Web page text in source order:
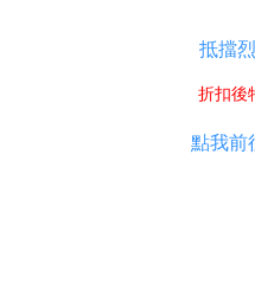
抵擋
折扣後
點我前